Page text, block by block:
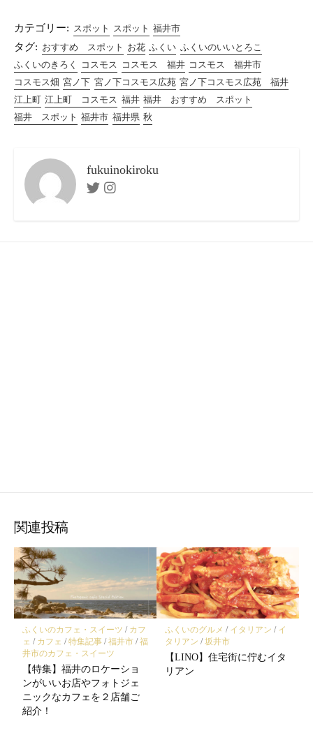
カテゴリー: スポット スポット 福井市
タグ: おすすめ スポット お花 ふくい ふくいのいいとろこ
ふくいのきろく
コスモス コスモス 福井 コスモス 福井市
コスモス畑 宮ノ下 宮ノ下コスモス広苑 宮ノ下コスモス広苑 福井
江上町 江上町 コスモス 福井 福井 おすすめ スポット
福井 スポット 福井市 福井県 秋
fukuinokiroku
Twitter
関連投稿
ふくいのカフェ・スイーツ / カフ
ェ / カフェ /特集記事/福井市/福
井市のカフェ・スイーツ
【特集】福井のロケーショ
ンがいいお店やフォトジェ
ニックなカフェを２店舗ご
紹介！
ふくいのグルメ / イタリアン / イ
タリアン /坂井市
【LINO】住宅街に佇むイタ
リアン